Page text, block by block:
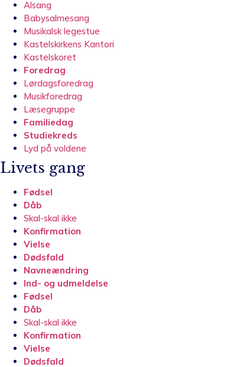
Alsang
Babysalmesang
Musikalsk legestue
Kastelskirkens Kantori
Kastelskoret
Foredrag
Lørdagsforedrag
Musikforedrag
Læsegruppe
Familiedag
Studiekreds
Lyd på voldene
Livets gang
Fødsel
Dåb
Skal-skal ikke
Konfirmation
Vielse
Dødsfald
Navneændring
Ind- og udmeldelse
Fødsel
Dåb
Skal-skal ikke
Konfirmation
Vielse
Dødsfald